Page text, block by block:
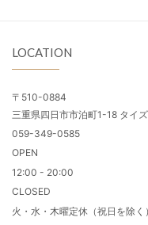
LOCATION
〒510-0884
三重県四日市市泊町1-18 タイ
059-349-0585
OPEN
12:00 - 20:00
CLOSED
火・水・木曜定休（祝日を除く）